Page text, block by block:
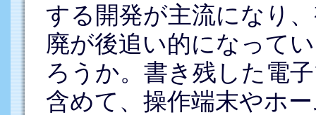
する開発が主流になり
廃が後追い的になって
ろうか。書き残した電
含めて、操作端末やホ